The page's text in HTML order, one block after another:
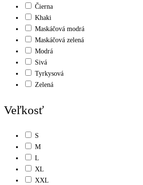
Čierna
Khaki
Maskáčová modrá
Maskáčová zelená
Modrá
Sivá
Tyrkysová
Zelená
Veľkosť
S
M
L
XL
XXL